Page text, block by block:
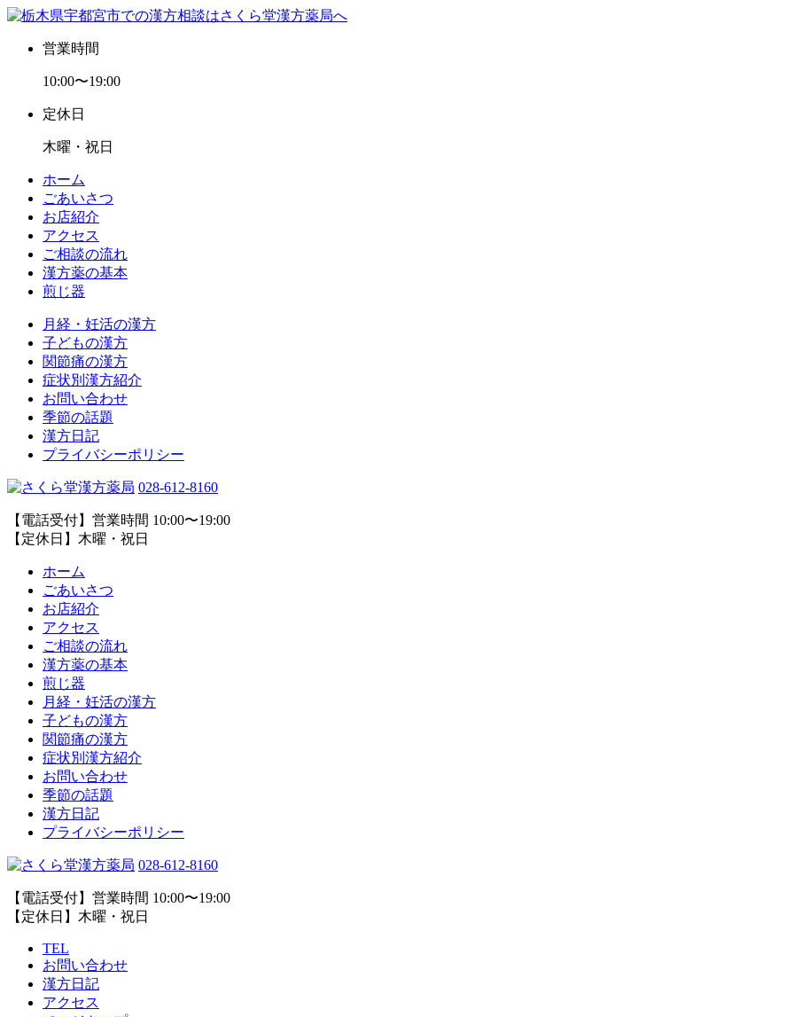
営業時間
10:00〜19:00
定休日
木曜・祝日
ホーム
ごあいさつ
お店紹介
アクセス
ご相談の流れ
漢方薬の基本
煎じ器
月経・妊活の漢方
子どもの漢方
関節痛の漢方
症状別漢方紹介
お問い合わせ
季節の話題
漢方日記
プライバシーポリシー
028-612-8160
【電話受付】営業時間 10:00〜19:00
【定休日】木曜・祝日
ホーム
ごあいさつ
お店紹介
アクセス
ご相談の流れ
漢方薬の基本
煎じ器
月経・妊活の漢方
子どもの漢方
関節痛の漢方
症状別漢方紹介
お問い合わせ
季節の話題
漢方日記
プライバシーポリシー
028-612-8160
【電話受付】営業時間 10:00〜19:00
【定休日】木曜・祝日
TEL
お問い合わせ
漢方日記
アクセス